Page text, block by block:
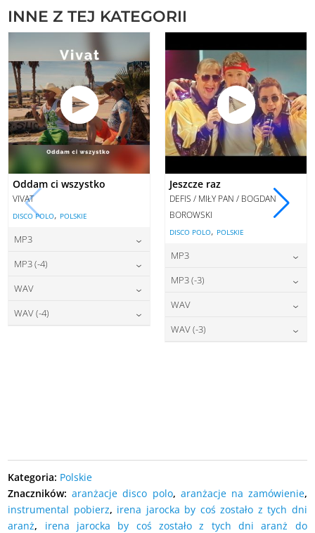
INNE Z TEJ KATEGORII
Oddam ci wszystko
VIVAT
DISCO POLO, POLSKIE
MP3
cena:
DODAJ DO KOSZYKA
MP3 (-4)
DODAJ DO KOSZYKA
WAV
cena:
WAV (-4)
Jeszcze raz
DEFIS / MIŁY PAN / BOGDAN
BOROWSKI
DISCO POLO, POLSKIE
MP3
cena:
DODAJ DO KOSZYKA
MP3 (-3)
DODAJ DO KOSZYKA
WAV
cena:
WAV (-3)
Kategoria: Polskie
Znaczników:aranżacje disco polo, aranżacje na zamówienie,
instrumental pobierz, irena jarocka by coś zostało z tych dni
aranż, irena jarocka by coś zostało z tych dni aranż do